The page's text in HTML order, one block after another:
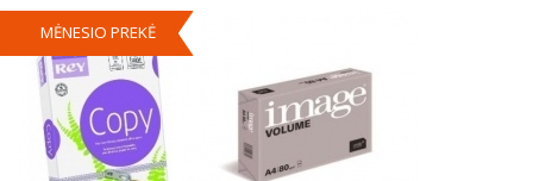
MĖNESIO PREKĖ